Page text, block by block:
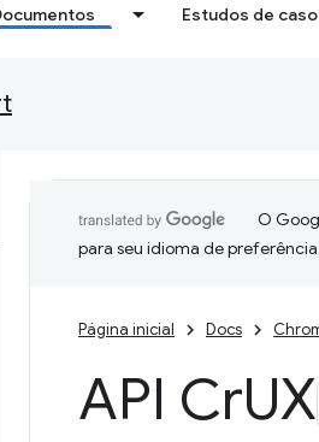
Estudos de caso
O
para seu idioma de
Página inicial Docs
API CrUX